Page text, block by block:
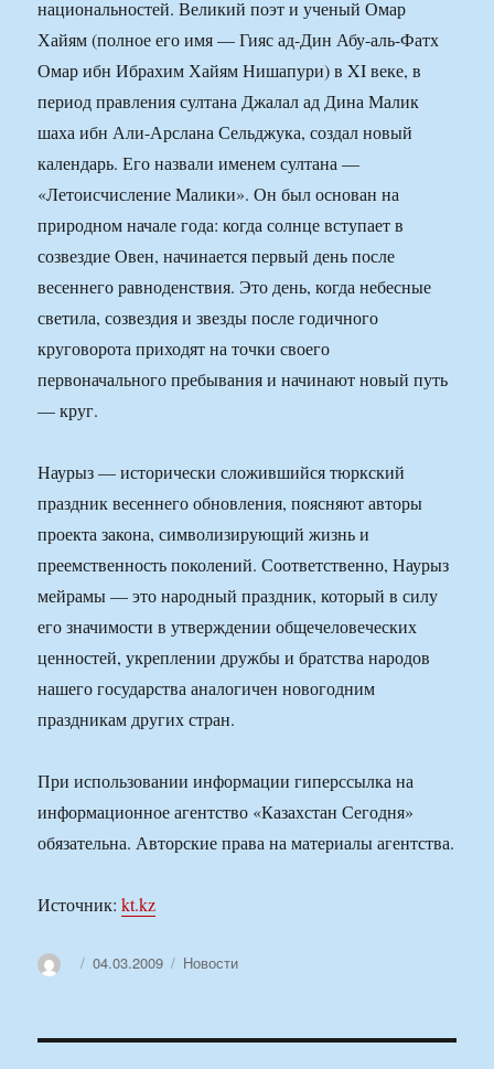
национальностей. Великий поэт и ученый Омар
Хайям (полное его имя — Гияс ад-Дин Абу-аль-Фатх
Омар ибн Ибрахим Хайям Нишапури) в XI веке, в
период правления султана Джалал ад Дина Малик
шаха ибн Али-Арслана Сельджука, создал новый
календарь. Его назвали именем султана —
«Летоисчисление Малики». Он был основан на
природном начале года: когда солнце вступает в
созвездие Овен, начинается первый день после
весеннего равноденствия. Это день, когда небесные
светила, созвездия и звезды после годичного
круговорота приходят на точки своего
первоначального пребывания и начинают новый путь
— круг.
Наурыз — исторически сложившийся тюркский
праздник весеннего обновления, поясняют авторы
проекта закона, символизирующий жизнь и
преемственность поколений. Соответственно, Наурыз
мейрамы — это народный праздник, который в силу
его значимости в утверждении общечеловеческих
ценностей, укреплении дружбы и братства народов
нашего государства аналогичен новогодним
праздникам других стран.
При использовании информации гиперссылка на
информационное агентство «Казахстан Сегодня»
обязательна. Авторские права на материалы агентства.
Источник:kt.kz
АвторОпубликовано
04.03.2009 Рубрики
Новости